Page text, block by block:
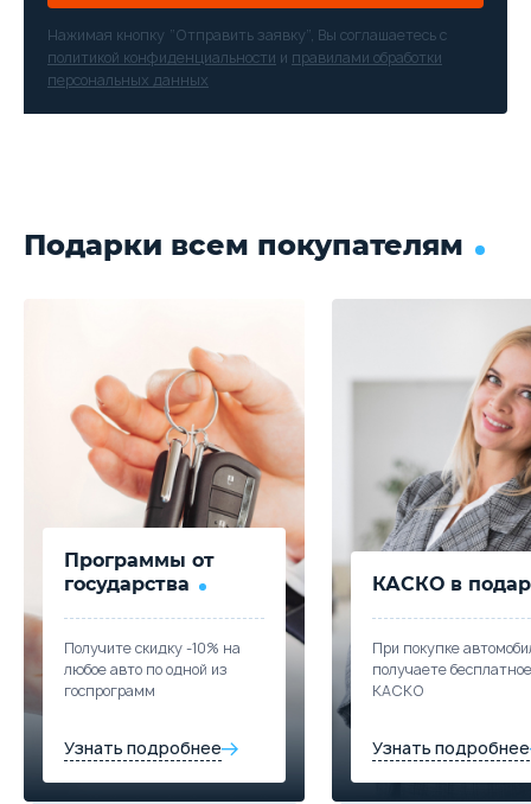
Нажимая кнопку “Отправить заявку”, Вы соглашаетесь с
политикой конфиденциальности и правилами обработки
персональных данных
Подарки всем покупателям
Программы от
государства
Получите скидку -10% на
любое авто по одной из
госпрограмм
Узнать подробнее
КАСКО в
При покупке
получаете бесплатное
КАСКО
Узнать подробнее